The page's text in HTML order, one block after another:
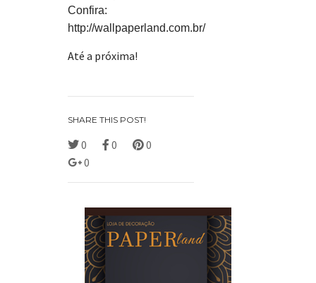
Confira:
http://wallpaperland.com.br/
Até a próxima!
SHARE THIS POST!
0 0
0
0